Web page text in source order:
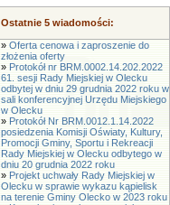
Ostatnie 5 wiadomości:
» Oferta cenowa i zaproszenie do
złożenia oferty
» Protokół nr BRM.0002.14.202.2022
61. sesji Rady Miejskiej w Olecku
odbytej w dniu 29 grudnia 2022 roku w
sali konferencyjnej Urzędu Miejskiego
w Olecku
» Protokół Nr BRM.0012.1.14.2022
posiedzenia Komisji Oświaty, Kultury,
Promocji Gminy, Sportu i Rekreacji
Rady Miejskiej w Olecku odbytego w
dniu 20 grudnia 2022 roku
» Projekt uchwały Rady Miejskiej w
Olecku w sprawie wykazu kąpielisk
na terenie Gminy Olecko w 2023 roku